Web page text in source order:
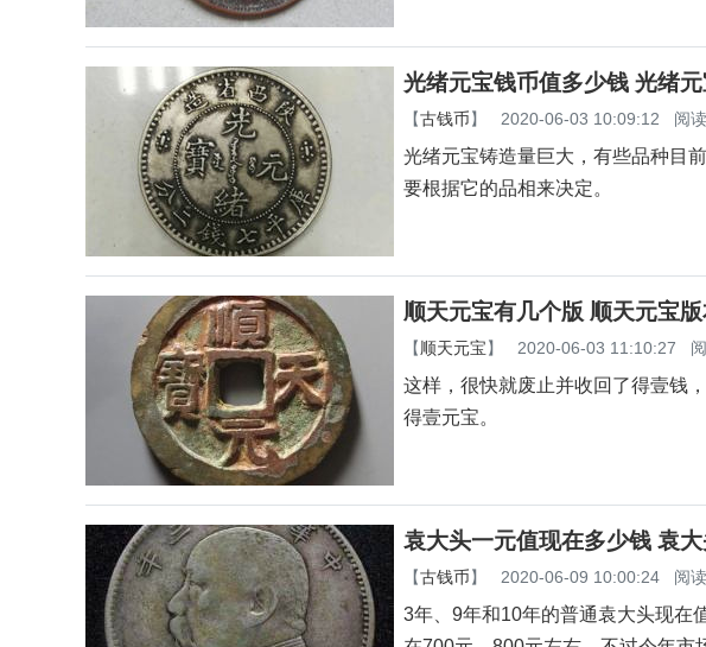
光绪元宝钱币值多少钱 光绪
【古钱币】 2020-06-03 10:09:12 阅
光绪元宝铸造量巨大，有些品种目
要根据它的品相来决定。
顺天元宝有几个版 顺天元宝
【顺天元宝】 2020-06-03 11:10:27
这样，很快就废止并收回了得壹钱
得壹元宝。
袁大头一元值现在多少钱 袁
【古钱币】 2020-06-09 10:00:24 阅
3年、9年和10年的普通袁大头现在